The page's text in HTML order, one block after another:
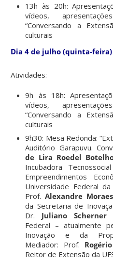
13h às 20h:
vídeos,
“Conversando a
culturais
Dia 4 de julho (quinta-feira)
Atividades:
9h às 18h:
vídeos,
“Conversando a
culturais
9h30: Mesa Redonda:
Auditório Garapuvu.
de Lira Roedel
Incubadora
Empreendimentos
Universidade Federal da
Prof. Alexandre
da Secretaria de
Dr. Juliano Scherner
Federal – atualmente
Inovação e da
Mediador: Prof.
Reitor de Extensão da